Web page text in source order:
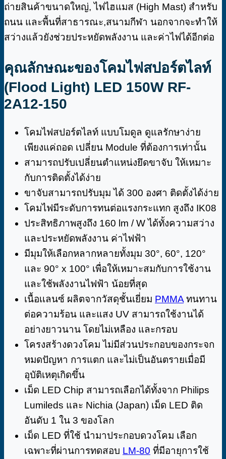
ถ่ายสินค้าขนาดใหญ่, ไฟไฮแมส (High Mast) สำหรับ
ถนน และพื้นที่สาธารณะ,​สนามกีฬา นอกจากจะทำให้
สว่างแล้วยังช่วยประหยัดพลังงาน และค่าไฟได้อีกต่อ
คุณลักษณะของโคมไฟสปอร์ตไลท์
(Flood Light) LED 150W RF-
2A12-150
โคมไฟสปอร์ตไลท์ แบบโมดูล ดูแลรักษาง่าย
เพียงแค่ถอด เปลี่ยน Module ที่ต้องการเท่านั้น
สามารถปรับเปลี่ยนตำแหน่งยึดขาจับ ให้เหมาะ
กับการติดตั้งได้ง่าย
ขาจับสามารถปรับมุม ได้ 300 องศา ติดตั้งได้ง่าย
โคมไฟมีระดับการทนต่อแรงกระแทก สูงถึง IK08
ประสิทธิภาพสูงถึง 160 lm / W ได้ทั้งความสว่าง
และประหยัดพลังงาน ค่าไฟฟ้า
มีมุมให้เลือกหลากหลายทั้งมุม 30°, 60°, 120°
และ 90° x 100° เพื่อให้เหมาะสมกับการใช้งาน
และใช้พลังงานไฟฟ้า น้อยที่สุด
เนื้อเเลนซ์ ผลิตจากวัสดุชั้นเยี่ยม PMMA ทนทาน
ต่อความร้อน และแสง UV สามารถใช้งานได้
อย่างยาวนาน โดยไม่เหลือง และกรอบ
โครงสร้างดวงโคม ไม่มีส่วนประกอบของกระจก
หมดปัญหา การแตก และไม่เป็นอันตรายเมื่อมี
อุบัติเหตุเกิดขึ้น
เม็ด LED Chip สามารถเลือกได้ทั้งจาก Philips
Lumileds และ Nichia (Japan) เม็ด LED ติด
อันดับ 1 ใน 3 ของโลก
เม็ด LED ที่ใช้ นำมาประกอบดวงโคม เลือก
เฉพาะที่ผ่านการทดสอบ LM-80 ที่มีอายุการใช้